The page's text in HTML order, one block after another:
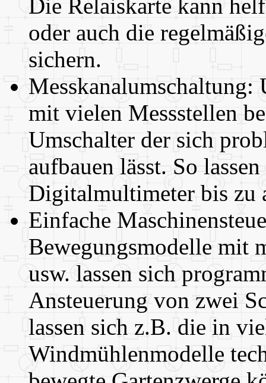
Die Relaiskarte kann
oder auch die
sichern.
Messkanalumschaltung:
mit vielen Messstellen
Umschalter der sich
aufbauen lässt. So
Digitalmultimeter bis zu
Einfache
Bewegungsmodelle mit
usw. lassen sich
Ansteuerung von zwei
lassen sich z.B. die in
Windmühlenmodelle